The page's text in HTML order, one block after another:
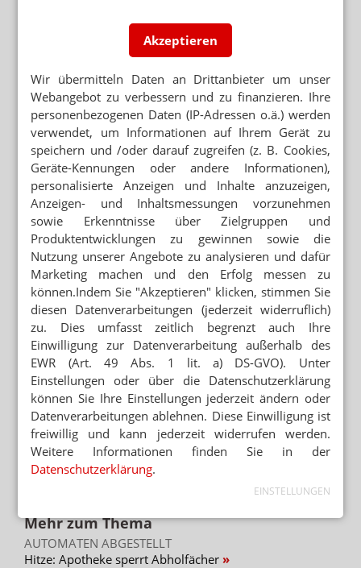
Akzeptieren
Wir übermitteln Daten an Drittanbieter um unser
Webangebot zu verbessern und zu finanzieren. Ihre
personenbezogenen Daten (IP-Adressen o.ä.) werden
verwendet, um Informationen auf Ihrem Gerät zu
speichern und /oder darauf zugreifen (z. B. Cookies,
Geräte-Kennungen oder andere Informationen),
personalisierte Anzeigen und Inhalte anzuzeigen,
Anzeigen- und Inhaltsmessungen vorzunehmen
sowie Erkenntnisse über Zielgruppen und
Produktentwicklungen zu gewinnen sowie die
Nutzung unserer Angebote zu analysieren und dafür
Marketing machen und den Erfolg messen zu
können.Indem Sie "Akzeptieren" klicken, stimmen Sie
diesen Datenverarbeitungen (jederzeit widerruflich)
zu. Dies umfasst zeitlich begrenzt auch Ihre
Einwilligung zur Datenverarbeitung außerhalb des
EWR (Art. 49 Abs. 1 lit. a) DS-GVO). Unter
Einstellungen oder über die Datenschutzerklärung
können Sie Ihre Einstellungen jederzeit ändern oder
Datenverarbeitungen ablehnen. Diese Einwilligung ist
freiwillig und kann jederzeit widerrufen werden.
Weitere Informationen finden Sie in der
Datenschutzerklärung.
EINSTELLUNGEN
LIEFERDIENST WILL IN DIE FLÄCHE
30 Millionen Euro: US-Investor steigt bei Mayd
BIENEN-APOTHEKEN AUF DREI PLATTFORMEN
Essenslieferdienst Wolt bringt
Apothekenexklusives
„MAN FÜHLT SICH ZU KRANK, UM ZUR
APOTHEKE ZU GEHEN“
Mayd: Lieferplattform lässt Influencerinnen
schwärmen
APORETRO – DER SATIRISCHE
WOCHENRÜCKBLICK
Versorgungszentren: Ampel führt Multi-
Apotheker ein
LIEFERDIENST VOR GERICHT
First A: Zu sehr Apotheke
ADHOC24 VOM 16.11.2021
CWA sperrt Apotheken / Hybrid-PTA für Mayd
/ Impfpflicht für Apotheken
EXTREME NACHFRAGE UND
„PHARMAZEUTISCHES BAUCHGRUMMELN“
Lieferdienst Mayd: Apotheke an der
Belastungsgrenze
Mehr zum Thema
AUTOMATEN ABGESTELLT
Hitze: Apotheke sperrt Abholfächer